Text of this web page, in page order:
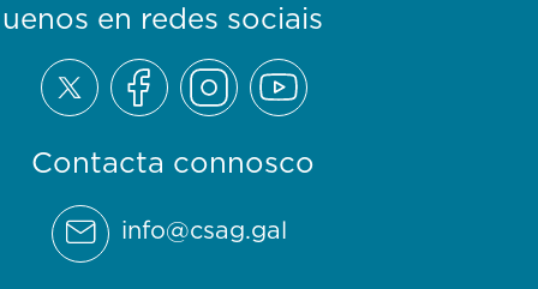
Contacta connosco
info@csag.gal
en redes sociais